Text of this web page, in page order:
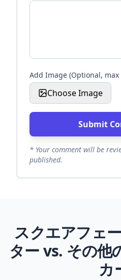
Add Image (Optional, max
Choose Image
Submit
* Your comment will be
published.
スクエアフェ
ター vs. その他
カ